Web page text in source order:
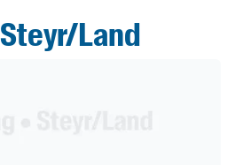
Steyr/Land